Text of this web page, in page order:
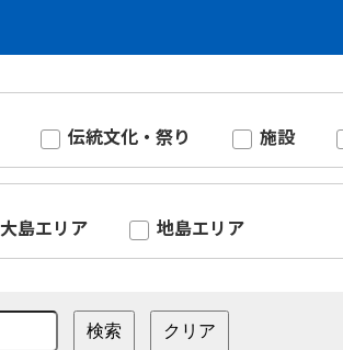
伝統文化・祭り 施設
大島エリア 地島エリア